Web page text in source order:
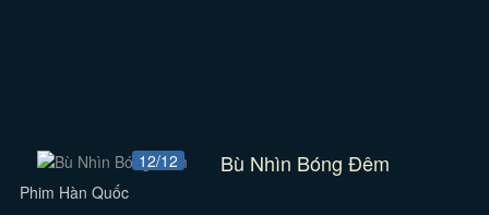
12/12 Bù Nhìn Bóng Đêm
Phim Hàn Quốc